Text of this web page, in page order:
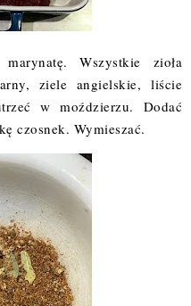
Wszystkie zioła
ziele angielskie, liście
w moździerzu. Dodać
czosnek. Wymieszać.